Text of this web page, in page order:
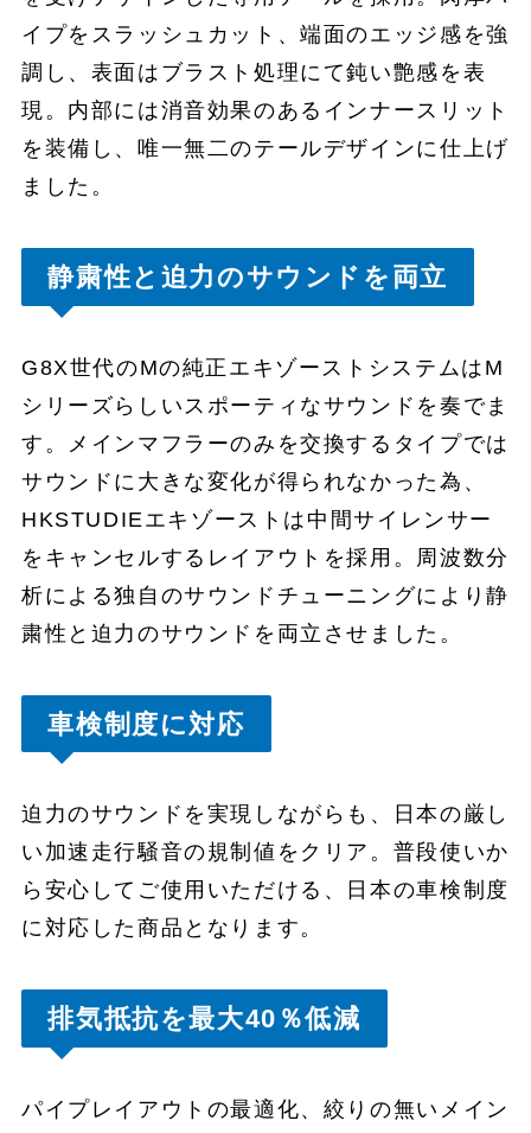
イプをスラッシュカット、端面のエッジ感を強
調し、表面はブラスト処理にて鈍い艶感を表
現。内部には消音効果のあるインナースリット
を装備し、唯一無二のテールデザインに仕上げ
ました。
静粛性と迫力のサウンドを両立
G8X世代のMの純正エキゾーストシステムはM
シリーズらしいスポーティなサウンドを奏でま
す。メインマフラーのみを交換するタイプでは
サウンドに大きな変化が得られなかった為、
HKSTUDIEエキゾーストは中間サイレンサー
をキャンセルするレイアウトを採用。周波数分
析による独自のサウンドチューニングにより静
粛性と迫力のサウンドを両立させました。
車検制度に対応
迫力のサウンドを実現しながらも、日本の厳し
い加速走行騒音の規制値をクリア。普段使いか
ら安心してご使用いただける、日本の車検制度
に対応した商品となります。
排気抵抗を最大40％低減
パイプレイアウトの最適化、絞りの無いメイン